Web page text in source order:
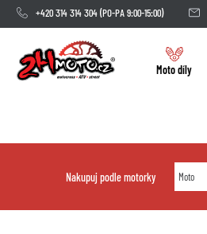
+420 314 314 304(PO-PA 9:00-15:00)
Moto díly
Nakupuj podle motorky